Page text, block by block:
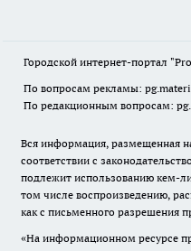
Городской интернет-портал
По вопросам рекламы:
По редакционным вопросам:
Вся информация, размещенная
соответствии с
подлежит использованию кем-
том числе воспроизведению,
как с письменного разрешения
«На информационном ресурсе